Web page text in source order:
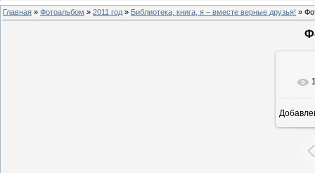
Главная » Фотоальбом » 2011 год » Библиотека, книга, я – вместе верные друзья! »